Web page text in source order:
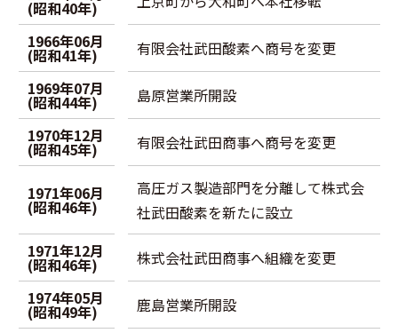
(昭和40年)
1966年06月
(昭和41年)
有限会社武田酸素へ商号を変更
1969年07月
(昭和44年)
島原営業所開設
1970年12月
(昭和45年) 有限会社武田商事へ商号を変更
1971年06月
(昭和46年)
高圧ガス製造部門を分離して株式会
社武田酸素を新たに設立
1971年12月
(昭和46年)
株式会社武田商事へ組織を変更
1974年05月
(昭和49年)
鹿島営業所開設